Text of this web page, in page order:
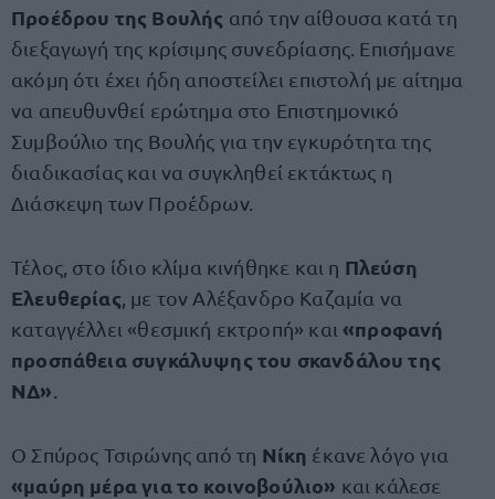
Προέδρου της Βουλής από την αίθουσα κατά τη
διεξαγωγή της κρίσιμης συνεδρίασης. Επισήμανε
ακόμη ότι έχει ήδη αποστείλει επιστολή με αίτημα
να απευθυνθεί ερώτημα στο Επιστημονικό
Συμβούλιο της Βουλής για την εγκυρότητα της
διαδικασίας και να συγκληθεί εκτάκτως η
Διάσκεψη των Προέδρων.
Τέλος, στο ίδιο κλίμα κινήθηκε και η Πλεύση
Ελευθερίας , με τον Αλέξανδρο Καζαμία να
καταγγέλλει «θεσμική εκτροπή» και«προφανή
προσπάθεια συγκάλυψης του σκανδάλου της
ΝΔ»
Ο Σπύρος Τσιρώνης από τη Νίκη έκανε λόγο για
«μαύρη μέρα για το κοινοβούλιο» και κάλεσε